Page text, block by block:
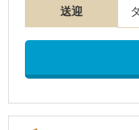
送迎